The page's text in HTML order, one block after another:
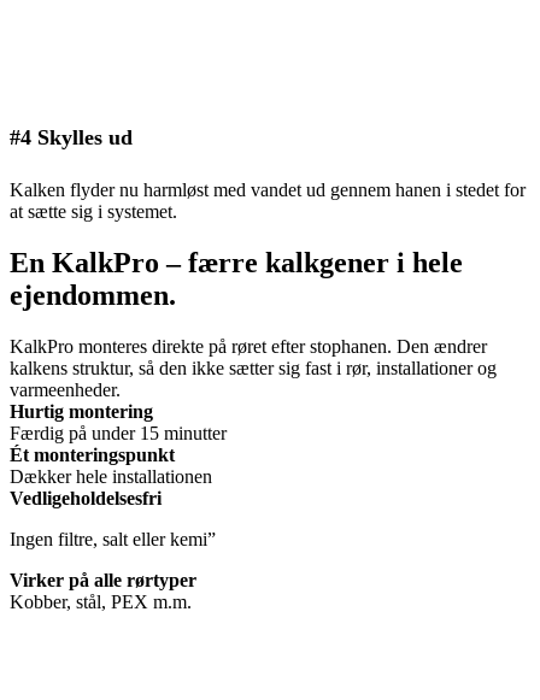
#4 Skylles ud
Kalken flyder nu harmløst med vandet ud gennem hanen i stedet for
at sætte sig i systemet.
En KalkPro – færre kalkgener i hele
ejendommen.
KalkPro monteres direkte på røret efter stophanen. Den ændrer
kalkens struktur, så den ikke sætter sig fast i rør, installationer og
varmeenheder.
Hurtig montering
Færdig på under 15 minutter
Ét monteringspunkt
Dækker hele installationen
Vedligeholdelsesfri
Ingen filtre, salt eller kemi”
Virker på alle rørtyper
Kobber, stål, PEX m.m.